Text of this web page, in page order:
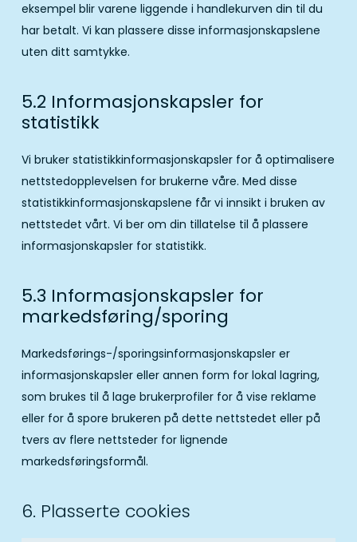
eksempel blir varene liggende i handlekurven din til du
har betalt. Vi kan plassere disse informasjonskapslene
uten ditt samtykke.
5.2 Informasjonskapsler for
statistikk
Vi bruker statistikkinformasjonskapsler for å optimalisere
nettstedopplevelsen for brukerne våre. Med disse
statistikkinformasjonskapslene får vi innsikt i bruken av
nettstedet vårt. Vi ber om din tillatelse til å plassere
informasjonskapsler for statistikk.
5.3 Informasjonskapsler for
markedsføring/sporing
Markedsførings-/sporingsinformasjonskapsler er
informasjonskapsler eller annen form for lokal lagring,
som brukes til å lage brukerprofiler for å vise reklame
eller for å spore brukeren på dette nettstedet eller på
tvers av flere nettsteder for lignende
markedsføringsformål.
6. Plasserte cookies